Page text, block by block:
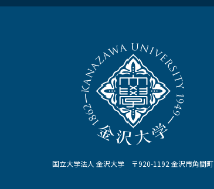
国立大学法人 金沢大学 〒920-1192 金沢市角間町